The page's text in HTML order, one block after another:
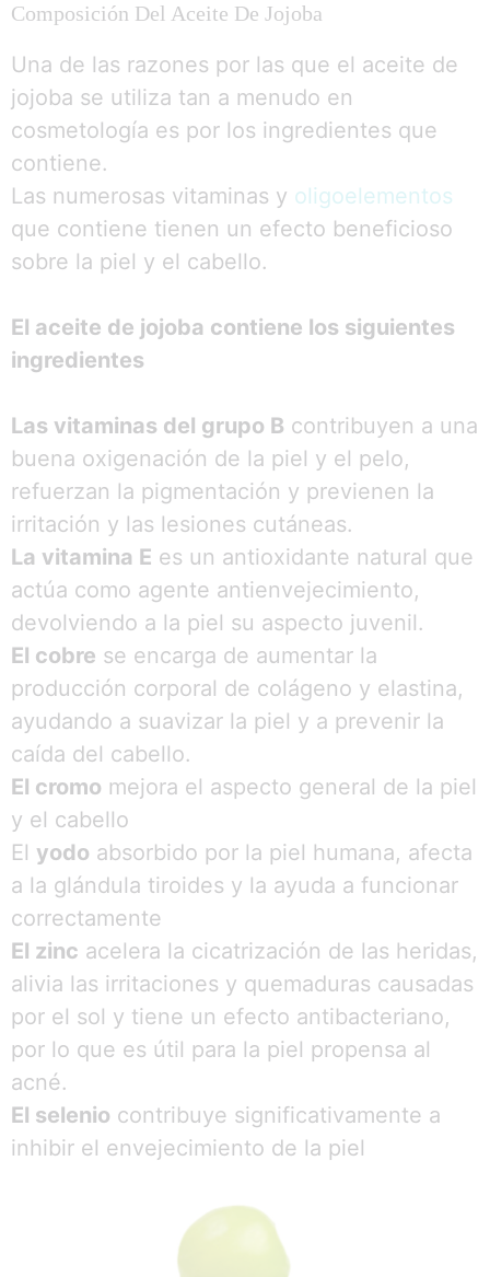
Composición Del Aceite De Jojoba
Una de las razones por las que el aceite de
jojoba se utiliza tan a menudo en
cosmetología es por los ingredientes que
contiene.
Las numerosas vitaminas y oligoelementos
que contiene tienen un efecto beneficioso
sobre la piel y el cabello.
El aceite de jojoba contiene los siguientes
ingredientes
Las vitaminas del grupo B contribuyen a una
buena oxigenación de la piel y el pelo,
refuerzan la pigmentación y previenen la
irritación y las lesiones cutáneas.
La vitamina E es un antioxidante natural que
actúa como agente antienvejecimiento,
devolviendo a la piel su aspecto juvenil.
El cobre se encarga de aumentar la
producción corporal de colágeno y elastina,
ayudando a suavizar la piel y a prevenir la
caída del cabello.
El cromo mejora el aspecto general de la piel
y el cabello
El yodo absorbido por la piel humana, afecta
a la glándula tiroides y la ayuda a funcionar
correctamente
El zinc acelera la cicatrización de las heridas,
alivia las irritaciones y quemaduras causadas
por el sol y tiene un efecto antibacteriano,
por lo que es útil para la piel propensa al
acné.
El selenio contribuye significativamente a
inhibir el envejecimiento de la piel